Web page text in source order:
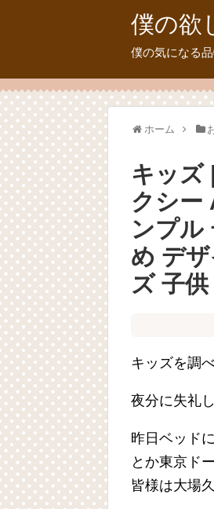
僕の欲
僕の気になる品
ホーム
キッズ
クシー
ンプル
め デ
ズ 子
キッズを調
夜分に失礼し
昨日ベッド
とか東京ド
皆様は大場